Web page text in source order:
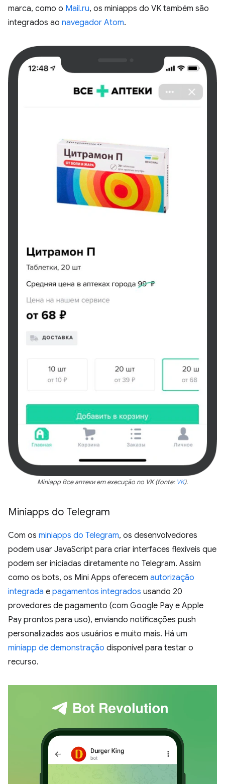
marca, como o Mail.ru, os miniapps do VK também são
integrados ao navegador Atom.
Miniapp Все аптеки em execução no VK (fonte: VK).
Miniapps do Telegram
Com os miniapps do Telegram, os desenvolvedores
podem usar JavaScript para criar interfaces flexíveis que
podem ser iniciadas diretamente no Telegram. Assim
como os bots, os Mini Apps oferecem autorização
integrada e pagamentos integrados usando 20
provedores de pagamento (com Google Pay e Apple
Pay prontos para uso), enviando notificações push
personalizadas aos usuários e muito mais. Há um
miniapp de demonstração disponível para testar o
recurso.